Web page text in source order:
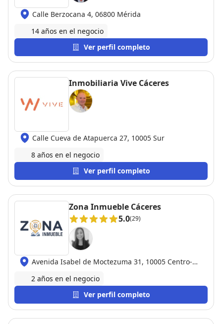
Calle Berzocana 4, 06800 Mérida
14 años en el negocio
Ver perfil completo
Inmobiliaria Vive Cáceres
Calle Cueva de Atapuerca 27, 10005 Sur
8 años en el negocio
Ver perfil completo
Zona Inmueble Cáceres
5.0(29)
Avenida Isabel de Moctezuma 31, 10005 Centro-
2 años en el negocio
Ver perfil completo